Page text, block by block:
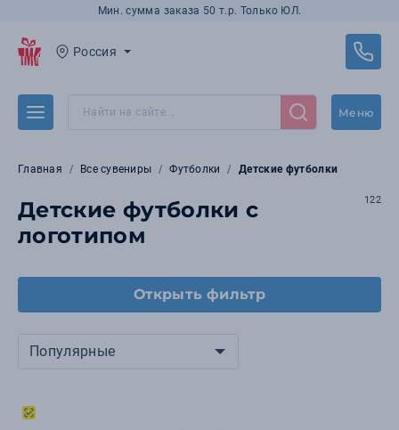
Мин. сумма заказа 50 т.р. Только ЮЛ.
Россия
Меню
Главная Все сувениры Футболки Детские футболки
Детские футболки с
логотипом
122
Открыть фильтр
Популярные